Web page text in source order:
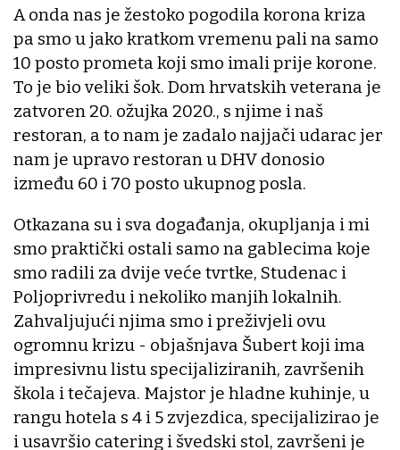
A onda nas je žestoko pogodila korona kriza
pa smo u jako kratkom vremenu pali na samo
10 posto prometa koji smo imali prije korone.
To je bio veliki šok. Dom hrvatskih veterana je
zatvoren 20. ožujka 2020., s njime i naš
restoran, a to nam je zadalo najjači udarac jer
nam je upravo restoran u DHV donosio
između 60 i 70 posto ukupnog posla.
Otkazana su i sva događanja, okupljanja i mi
smo praktički ostali samo na gablecima koje
smo radili za dvije veće tvrtke, Studenac i
Poljoprivredu i nekoliko manjih lokalnih.
Zahvaljujući njima smo i preživjeli ovu
ogromnu krizu - objašnjava Šubert koji ima
impresivnu listu specijaliziranih, završenih
škola i tečajeva. Majstor je hladne kuhinje, u
rangu hotela s 4 i 5 zvjezdica, specijalizirao je
i usavršio catering i švedski stol, završeni je